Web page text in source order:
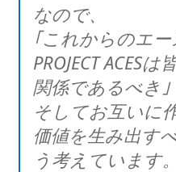
なので、
｢これからのエー
PROJECT ACES
関係であるべき｣
そしてお互いに
価値を生み出す
う考えています。